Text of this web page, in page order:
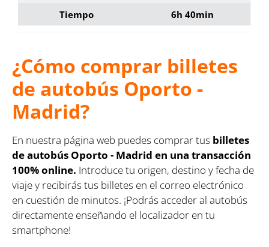
Tiempo
6h 40min
¿Cómo comprar billetes
de autobús Oporto -
Madrid?
En nuestra página web puedes comprar tus billetes
de autobús Oporto - Madrid en una transacción
100% online. Introduce tu origen, destino y fecha de
viaje y recibirás tus billetes en el correo electrónico
en cuestión de minutos. ¡Podrás acceder al autobús
directamente enseñando el localizador en tu
smartphone!